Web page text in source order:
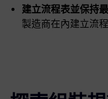
建立流程表並保持
製造商在內建立流